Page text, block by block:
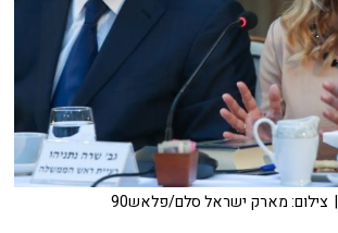
| צילום: מארק ישראל סלם/פלאש90